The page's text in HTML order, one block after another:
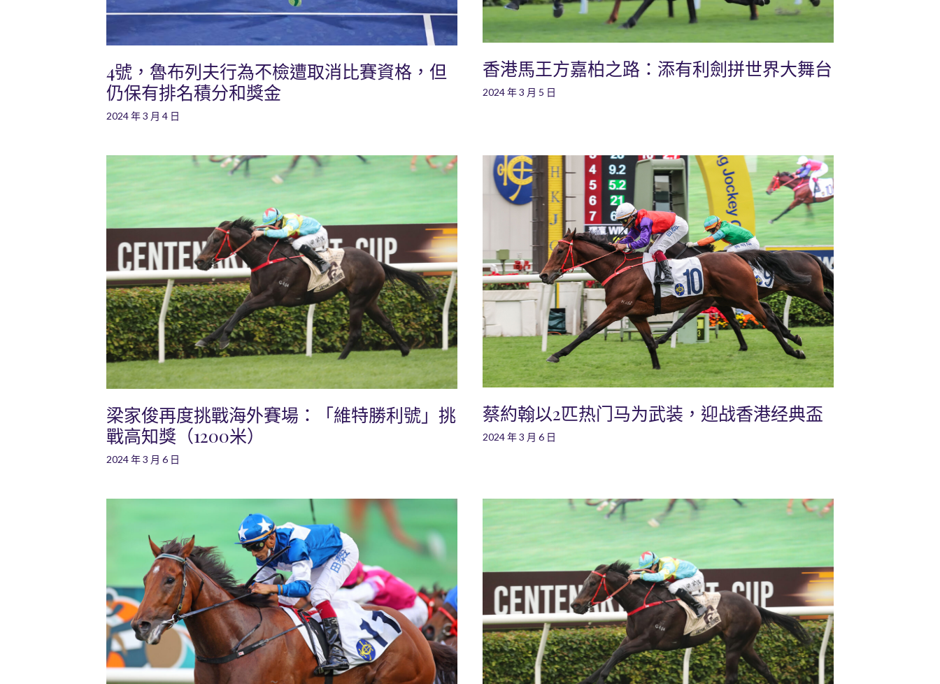
4號，魯布列夫行為不檢遭取消比賽資格，但
仍保有排名積分和獎金
2024 年 3 月 4 日
香港馬王方嘉柏之路：添有利劍拼世界大舞台
2024 年 3 月 5 日
梁家俊再度挑戰海外賽場：「維特勝利號」挑
戰高知獎（1200米）
2024 年 3 月 6 日
蔡約翰以2匹热门马为武装，迎战香港经典盃
2024 年 3 月 6 日